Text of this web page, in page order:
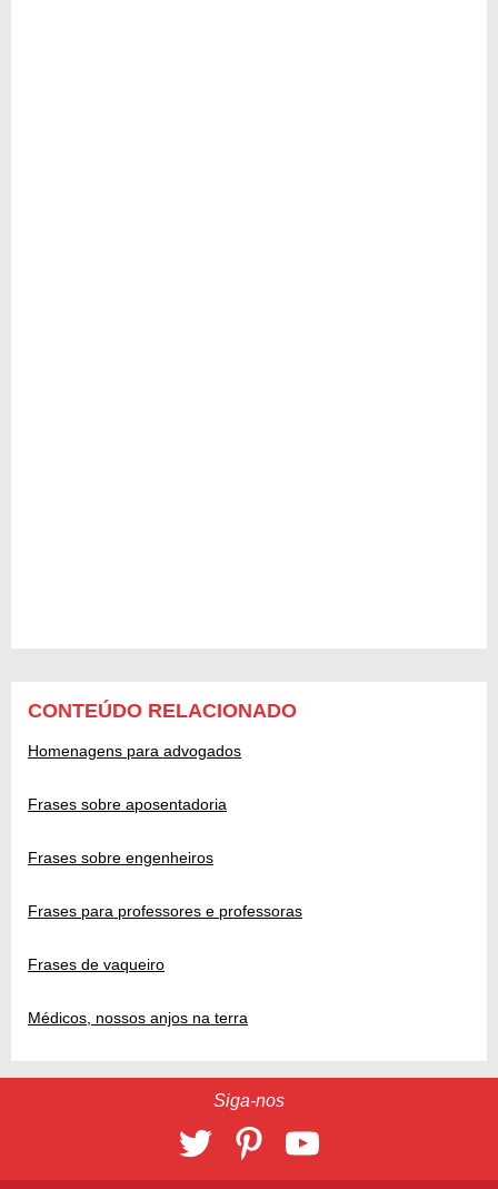
CONTEÚDO RELACIONADO
Homenagens para advogados
Frases sobre aposentadoria
Frases sobre engenheiros
Frases para professores e professoras
Frases de vaqueiro
Médicos, nossos anjos na terra
Siga-nos